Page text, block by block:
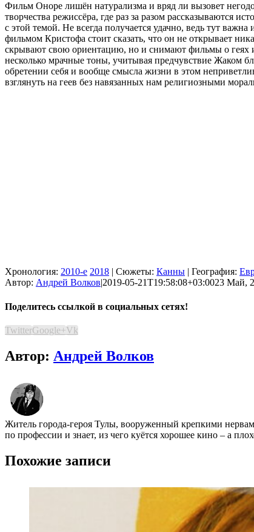
Фильм Оноре лишён натурализма и вряд ли вызовет
творчества режиссёра, где раз за разом рассказываются
с этой темой. Не всегда получается удачно, ведь тут
фильмом Кристофа стоит сказать, что он не открывает
скрывают свою ориентацию, но и снимают фильмы о геях
несколько мрачные тоны, учитывая предчувствие Жаком
обретении себя и вообще смысла жизни в этом
взглянуть на геев без навязанных нам религиозными
Хронология: 2010-е 2018 | Сюжеты: Канны | География:
Автор: Андрей Волков|2019-05-21T19:58:08+03:0023 Май,
Поделитесь ссылкой в социальных сетях!
TwitterGoogle+Vk
Автор: Андрей Волков
Житель города-героя Тулы, вооруженный крепкими
по профессии и знает, из чего куётся хорошее кино – а
Похожие записи